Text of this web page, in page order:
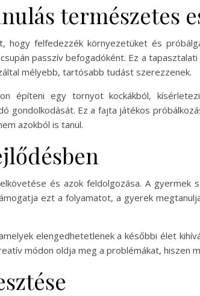
természetes
hogy felfedezzék környezetüket és
passzív befogadóként. Ez a
mélyebb, tartósabb tudást szerezzenek.
építeni egy tornyot kockákból,
gondolkodását. Ez a fajta játékos
azokból is tanul.
és azok feldolgozása. A gyermek
ezt a folyamatot, a gyerek
elengedhetetlenek a későbbi élet
módon oldja meg a problémákat, hiszen